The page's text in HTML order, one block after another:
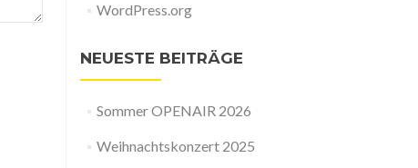
WordPress.org
NEUESTE BEITRÄGE
Sommer OPENAIR 2026
Weihnachtskonzert 2025